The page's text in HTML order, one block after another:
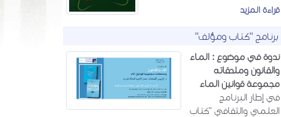
قراءة المزيد
برنامج "كتاب ومؤلف"
ندوة في موضوع : الماء
والقانون وملحقاته
مجموعة قوانين الماء
في إطار البرنامج
العلمي والثقافي "كتاب